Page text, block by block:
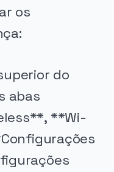
os
do
abas
**Wi-